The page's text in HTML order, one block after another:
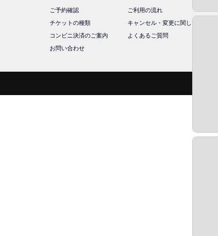
ご予約確認
ご利用の流れ
チケットの種類
キャンセル・変更に関して
コンビニ決済のご案内
よくあるご質問
お問い合わせ